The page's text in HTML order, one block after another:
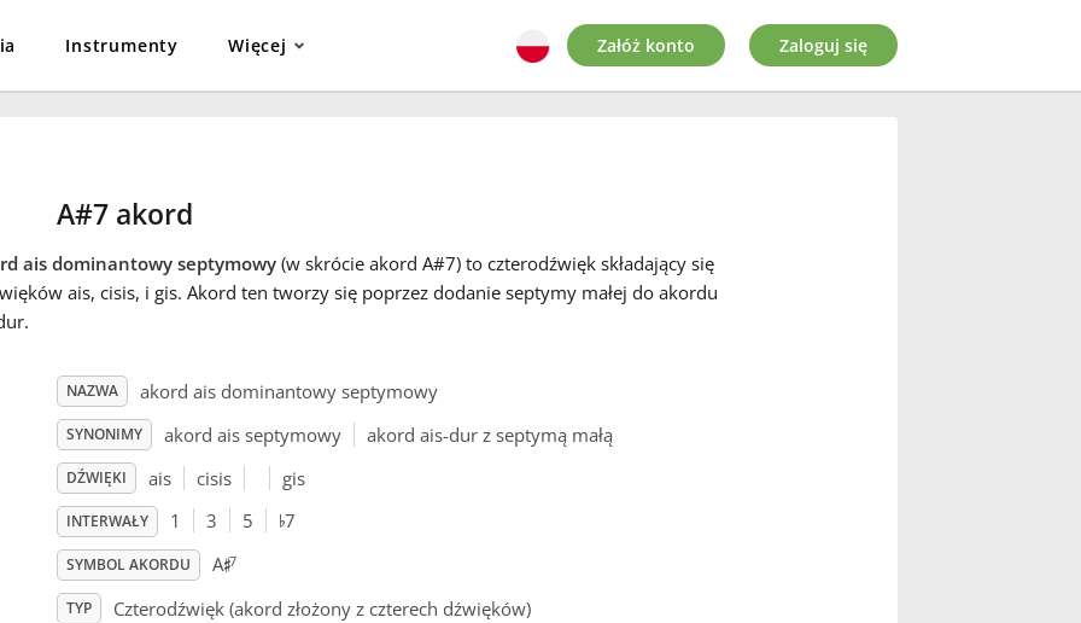
Instrumenty Więcej Załóż konto Zaloguj się
A#7 akord
ais dominantowy septymowy(w skrócie akord A#7) to czterodźwięk składający się
ais, cisis, i gis. Akord ten tworzy się poprzez dodanie septymy małej do akordu
NAZWA akord ais dominantowy septymowy
SYNONIMY akord ais septymowy akord ais-dur z septymą małą
DŹWIĘKI ais cisis gis
INTERWAŁY 1 3 5 ♭7
SYMBOL AKORDU A♯7
TYP Czterodźwięk (akord złożony z czterech dźwięków)